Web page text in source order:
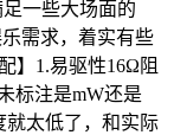
一些大场面的
需求，着实有些
】1.易驱性16Ω阻
标注是mW还是
就太低了，和实际